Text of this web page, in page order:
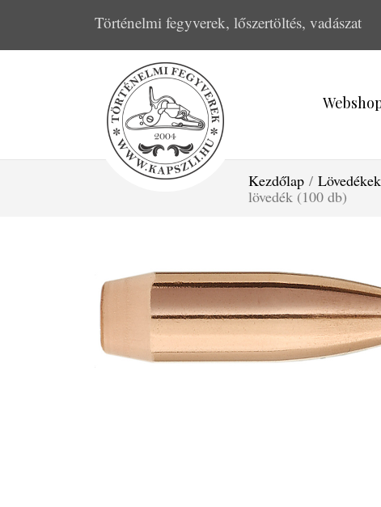
Történelmi fegyverek, lőszertöltés, vadászat
Kezdőlap /Lövedékek
lövedék (100 db)